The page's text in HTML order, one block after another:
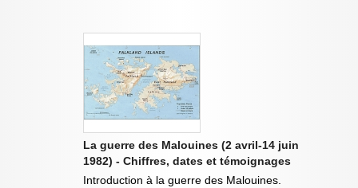
La guerre des Malouines (2 avril-14 juin
1982) - Chiffres, dates et témoignages
Introduction à la guerre des Malouines.